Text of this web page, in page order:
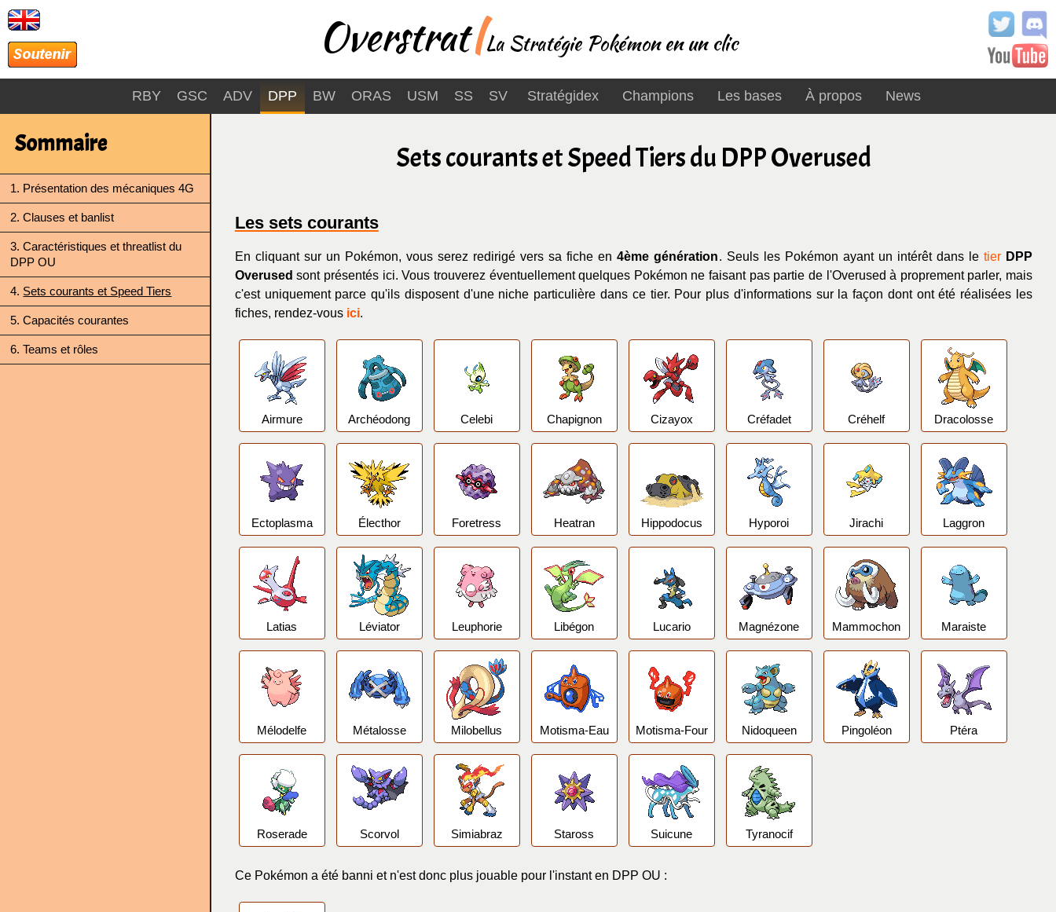
Overstrat|La Stratégie Pokémon en un clic
RBY GSC ADV DPP BW ORAS USM SS SV Stratégidex Champions Les bases À propos News
Sommaire
1. Présentation des mécaniques 4G
2. Clauses et banlist
3. Caractéristiques et threatlist du
DPP OU
4. Sets courants et Speed Tiers
5. Capacités courantes
6. Teams et rôles
Sets courants et Speed Tiers du DPP Overused
Les sets courants
En cliquant sur un Pokémon, vous serez redirigé vers sa fiche en4ème génération. Seuls les Pokémon ayant un intérêt dans le tier DPP
Overused sont présentés ici. Vous trouverez éventuellement quelques Pokémon ne faisant pas partie de l'Overused à proprement parler, mais
c'est uniquement parce qu'ils disposent d'une niche particulière dans ce tier. Pour plus d'informations sur la façon dont ont été réalisées les
fiches, rendez-vous ici.
Airmure Archéodong Celebi Chapignon Cizayox Créfadet Créhelf Dracolosse
Ectoplasma Électhor Foretress Heatran Hippodocus Hyporoi Jirachi Laggron
Latias Léviator Leuphorie Libégon Lucario Magnézone Mammochon Maraiste
Mélodelfe Métalosse Milobellus Motisma-Eau Motisma-Four Nidoqueen Pingoléon Ptéra
Roserade Scorvol Simiabraz Staross Suicune Tyranocif
Ce Pokémon a été banni et n'est donc plus jouable pour l'instant en DPP OU :